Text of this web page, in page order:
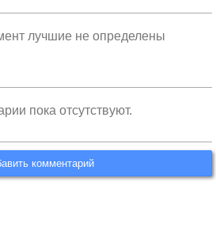
лучшие не определены
пока отсутствуют.
комментарий